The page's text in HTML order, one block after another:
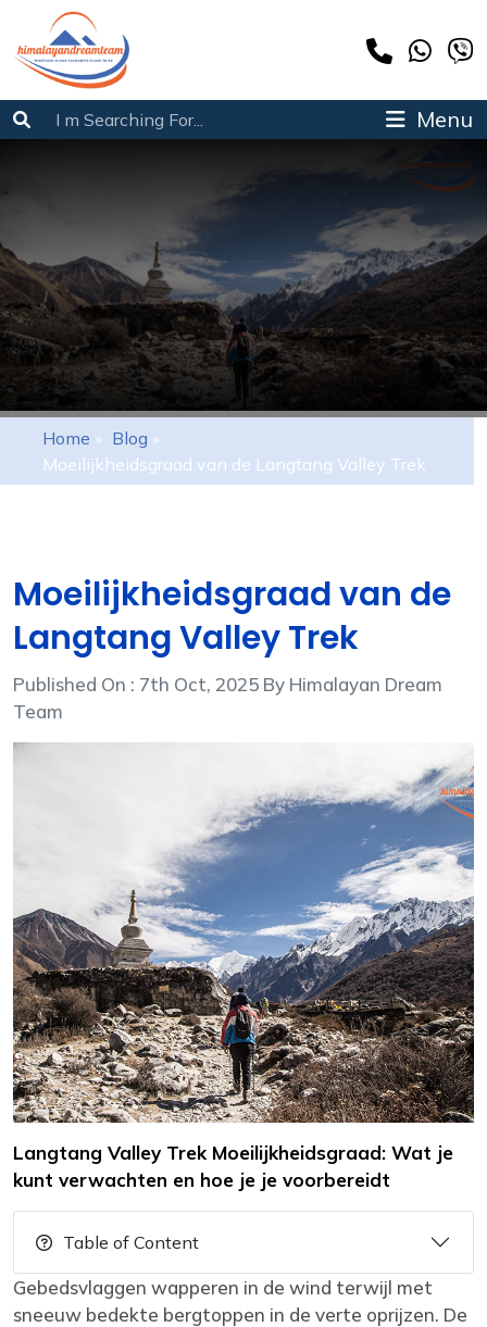
Menu
Home » Blog »
Moeilijkheidsgraad van de Langtang Valley Trek
Moeilijkheidsgraad van de
Langtang Valley Trek
Published On : 7th Oct, 2025 By Himalayan Dream
Team
Langtang Valley Trek Moeilijkheidsgraad: Wat je
kunt verwachten en hoe je je voorbereidt
Table of Content
Gebedsvlaggen wapperen in de wind terwijl met
sneeuw bedekte bergtoppen in de verte oprijzen. De